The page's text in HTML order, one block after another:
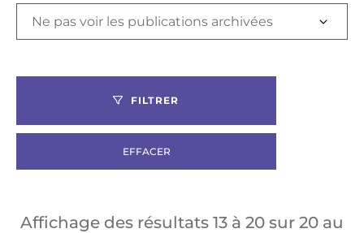
FILTRER
EFFACER
Affichage des résultats 13 à 20 sur 20 au